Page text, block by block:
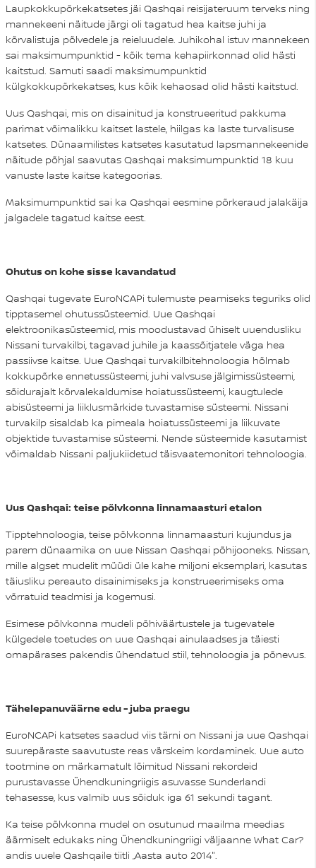
Laupkokkupõrkekatsetes jäi Qashqai reisijateruum terveks ning
mannekeeni näitude järgi oli tagatud hea kaitse juhi ja
kõrvalistuja põlvedele ja reieluudele. Juhikohal istuv mannekeen
sai maksimumpunktid - kõik tema kehapiirkonnad olid hästi
kaitstud. Samuti saadi maksimumpunktid
külgkokkupõrkekatses, kus kõik kehaosad olid hästi kaitstud.
Uus Qashqai, mis on disainitud ja konstrueeritud pakkuma
parimat võimalikku kaitset lastele, hiilgas ka laste turvalisuse
katsetes. Dünaamilistes katsetes kasutatud lapsmannekeenide
näitude põhjal saavutas Qashqai maksimumpunktid 18 kuu
vanuste laste kaitse kategoorias.
Maksimumpunktid sai ka Qashqai eesmine põrkeraud jalakäija
jalgadele tagatud kaitse eest.
Ohutus on kohe sisse kavandatud
Qashqai tugevate EuroNCAPi tulemuste peamiseks teguriks olid
tipptasemel ohutussüsteemid. Uue Qashqai
elektroonikasüsteemid, mis moodustavad ühiselt uuendusliku
Nissani turvakilbi, tagavad juhile ja kaassõitjatele väga hea
passiivse kaitse. Uue Qashqai turvakilbitehnoloogia hõlmab
kokkupõrke ennetussüsteemi, juhi valvsuse jälgimissüsteemi,
sõidurajalt kõrvalekaldumise hoiatussüsteemi, kaugtulede
abisüsteemi ja liiklusmärkide tuvastamise süsteemi. Nissani
turvakilp sisaldab ka pimeala hoiatussüsteemi ja liikuvate
objektide tuvastamise süsteemi. Nende süsteemide kasutamist
võimaldab Nissani paljukiidetud täisvaatemonitori tehnoloogia.
Uus Qashqai: teise põlvkonna linnamaasturi etalon
Tipptehnoloogia, teise põlvkonna linnamaasturi kujundus ja
parem dünaamika on uue Nissan Qashqai põhijooneks. Nissan,
mille algset mudelit müüdi üle kahe miljoni eksemplari, kasutas
täiusliku pereauto disainimiseks ja konstrueerimiseks oma
võrratuid teadmisi ja kogemusi.
Esimese põlvkonna mudeli põhiväärtustele ja tugevatele
külgedele toetudes on uue Qashqai ainulaadses ja täiesti
omapärases pakendis ühendatud stiil, tehnoloogia ja põnevus.
Tähelepanuväärne edu - juba praegu
EuroNCAPi katsetes saadud viis tärni on Nissani ja uue Qashqai
suurepäraste saavutuste reas värskeim kordaminek. Uue auto
tootmine on märkamatult lõimitud Nissani rekordeid
purustavasse Ühendkuningriigis asuvasse Sunderlandi
tehasesse, kus valmib uus sõiduk iga 61 sekundi tagant.
Ka teise põlvkonna mudel on osutunud maailma meedias
äärmiselt edukaks ning Ühendkuningriigi väljaanne What Car?
andis uuele Qashqaile tiitli „Aasta auto 2014".